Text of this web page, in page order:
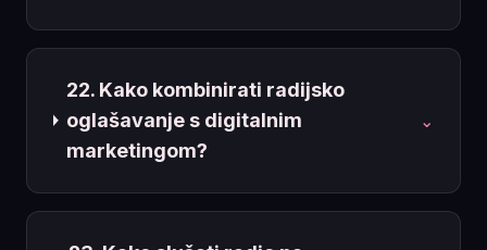
22. Kako kombinirati radijsko
oglašavanje s digitalnim
marketingom?
⌄